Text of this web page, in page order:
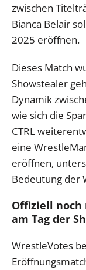
zwischen
Bianca Belair
2025 eröffnen.
Dieses Match
Showstealer
Dynamik
wie sich die
CTRL
eine
eröffnen,
Bedeutung der
Offiziell noch
am Tag der
WrestleVotes